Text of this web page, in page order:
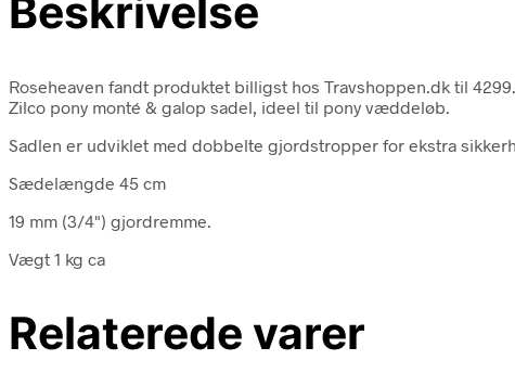
Beskrivelse
Roseheaven fandt produktet billigst hos Travshoppen.dk til
Zilco pony monté & galop sadel, ideel til pony væddeløb.
Sadlen er udviklet med dobbelte gjordstropper for ekstra
Sædelængde 45 cm
19 mm (3/4") gjordremme.
Vægt 1 kg ca
Relaterede varer